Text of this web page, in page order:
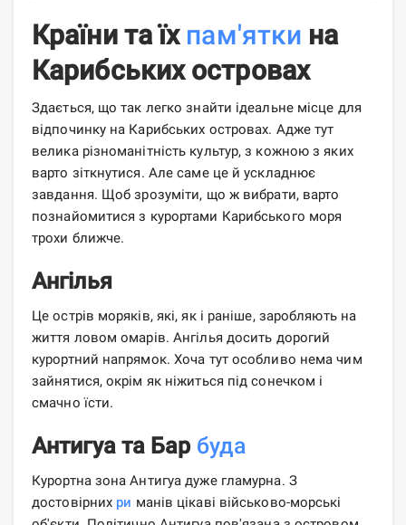
Країни та їх пам'ятки на
Карибських островах
Здається, що так легко знайти ідеальне місце для
відпочинку на Карибських островах. Адже тут
велика різноманітність культур, з кожною з яких
варто зіткнутися. Але саме це й ускладнює
завдання. Щоб зрозуміти, що ж вибрати, варто
познайомитися з курортами Карибського моря
трохи ближче.
Ангілья
Це острів моряків, які, як і раніше, заробляють на
життя ловом омарів. Ангілья досить дорогий
курортний напрямок. Хоча тут особливо нема чим
зайнятися, окрім як ніжиться під сонечком і
смачно їсти.
Антигуа та Бар буда
Курортна зона Антигуа дуже гламурна. З
достовірних ри манів цікаві військово-морські